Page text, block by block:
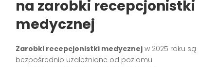
na zarobki recepcjonistki
medycznej
Zarobki recepcjonistki medycznej w 2025 roku są
bezpośrednio uzależnione od poziomu